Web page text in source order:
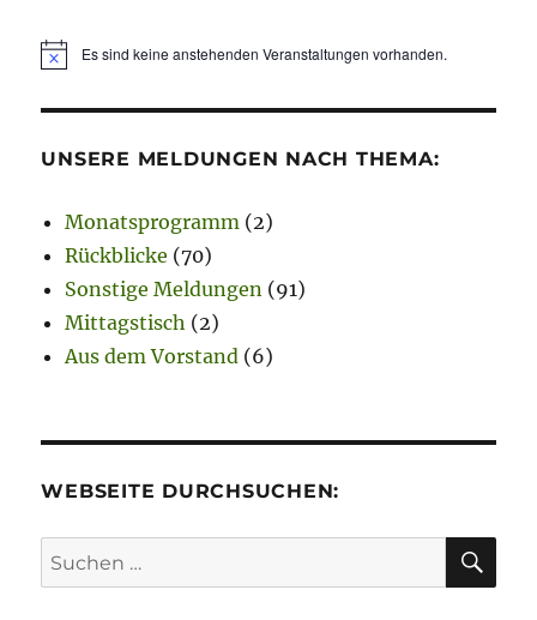
H
w
i
Es sind keine anstehenden Veranstaltungen vorhanden.
UNSERE MELDUNGEN NACH THEMA:
Monatsprogramm (2)
Rückblicke (70)
Sonstige Meldungen (91)
Mittagstisch (2)
Aus dem Vorstand (6)
WEBSEITE DURCHSUCHEN:
Suchen
nach: